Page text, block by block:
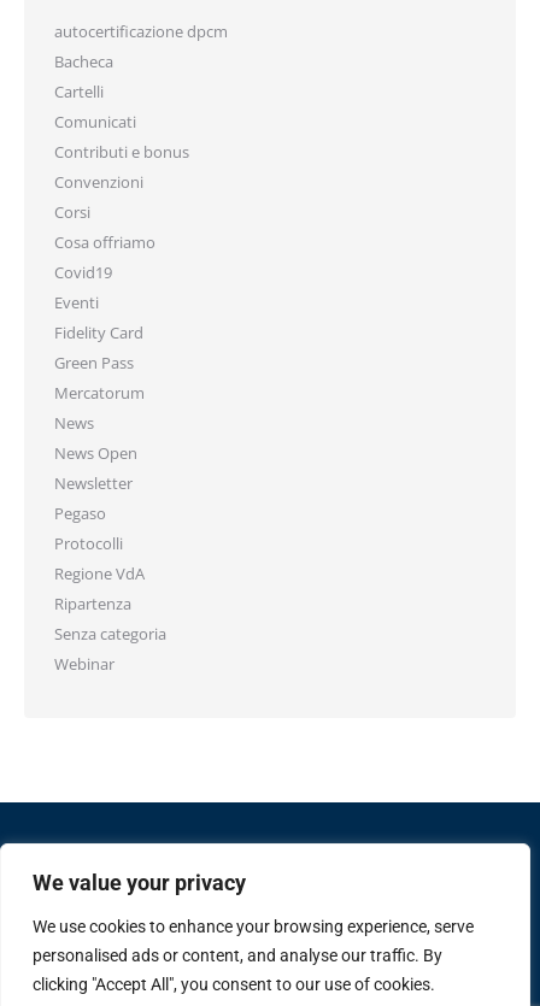
We value your privacy
We use cookies to enhance your browsing experience, serve
personalised ads or content, and analyse our traffic. By
clicking "Accept All", you consent to our use of cookies.
autocertificazione dpcm
Bacheca
Cartelli
Comunicati
Contributi e bonus
Convenzioni
Corsi
Cosa offriamo
Covid19
Eventi
Fidelity Card
Green Pass
Mercatorum
News
News Open
Newsletter
Pegaso
Protocolli
Regione VdA
Ripartenza
Senza categoria
Webinar
Confcommercio Valle d'Aosta
Piazza Arco d'Augusto 10 - 11100 Aosta
Codice Fiscale 80004330074